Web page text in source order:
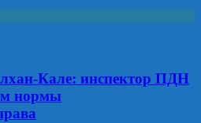
Кале: инспектор ПДН
нормы